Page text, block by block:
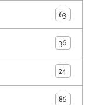
63
36
24
86